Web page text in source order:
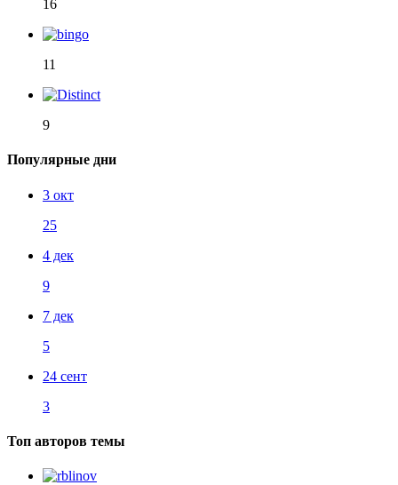
16
11
9
Популярные дни
3 окт
25
4 дек
9
7 дек
5
24 сент
3
Топ авторов темы